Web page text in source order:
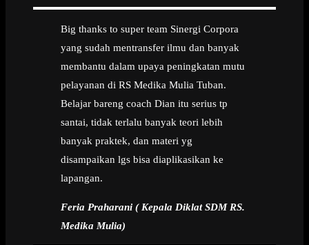
Big thanks to super team Sinergi Corpora
yang sudah mentransfer ilmu dan banyak
membantu dalam upaya peningkatan mutu
pelayanan di RS Medika Mulia Tuban.
Belajar bareng coach Dian itu serius tp
santai, tidak terlalu banyak teori lebih
banyak praktek, dan materi yg
disampaikan lgs bisa diaplikasikan ke
lapangan.
Feria Praharani ( Kepala Diklat SDM RS.
Medika Mulia)